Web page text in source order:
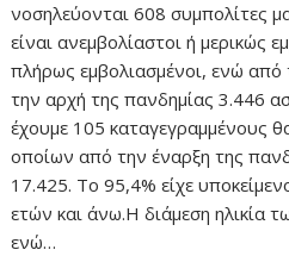
νοσηλεύονται 608 συμπολίτες
είναι ανεμβολίαστοι ή μερικώς
πλήρως εμβολιασμένοι, ενώ
την αρχή της πανδημίας 3.446
έχουμε 105 καταγεγραμμένους
οποίων από την έναρξη της
17.425. Το 95,4% είχε
ετών και άνω.Η διάμεση ηλικία
ενώ…